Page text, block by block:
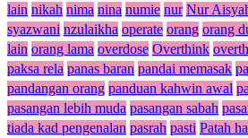
lain nikah nima nina numie nur Nur
syazwani nzulaikha operate orang orang
lain orang lama overdose Overthink
paksa rela panas baran pandai memasak
pandangan orang panduan kahwin awal
pasangan lebih muda pasangan sabah
tiada kad pengenalan pasrah pasti Patah